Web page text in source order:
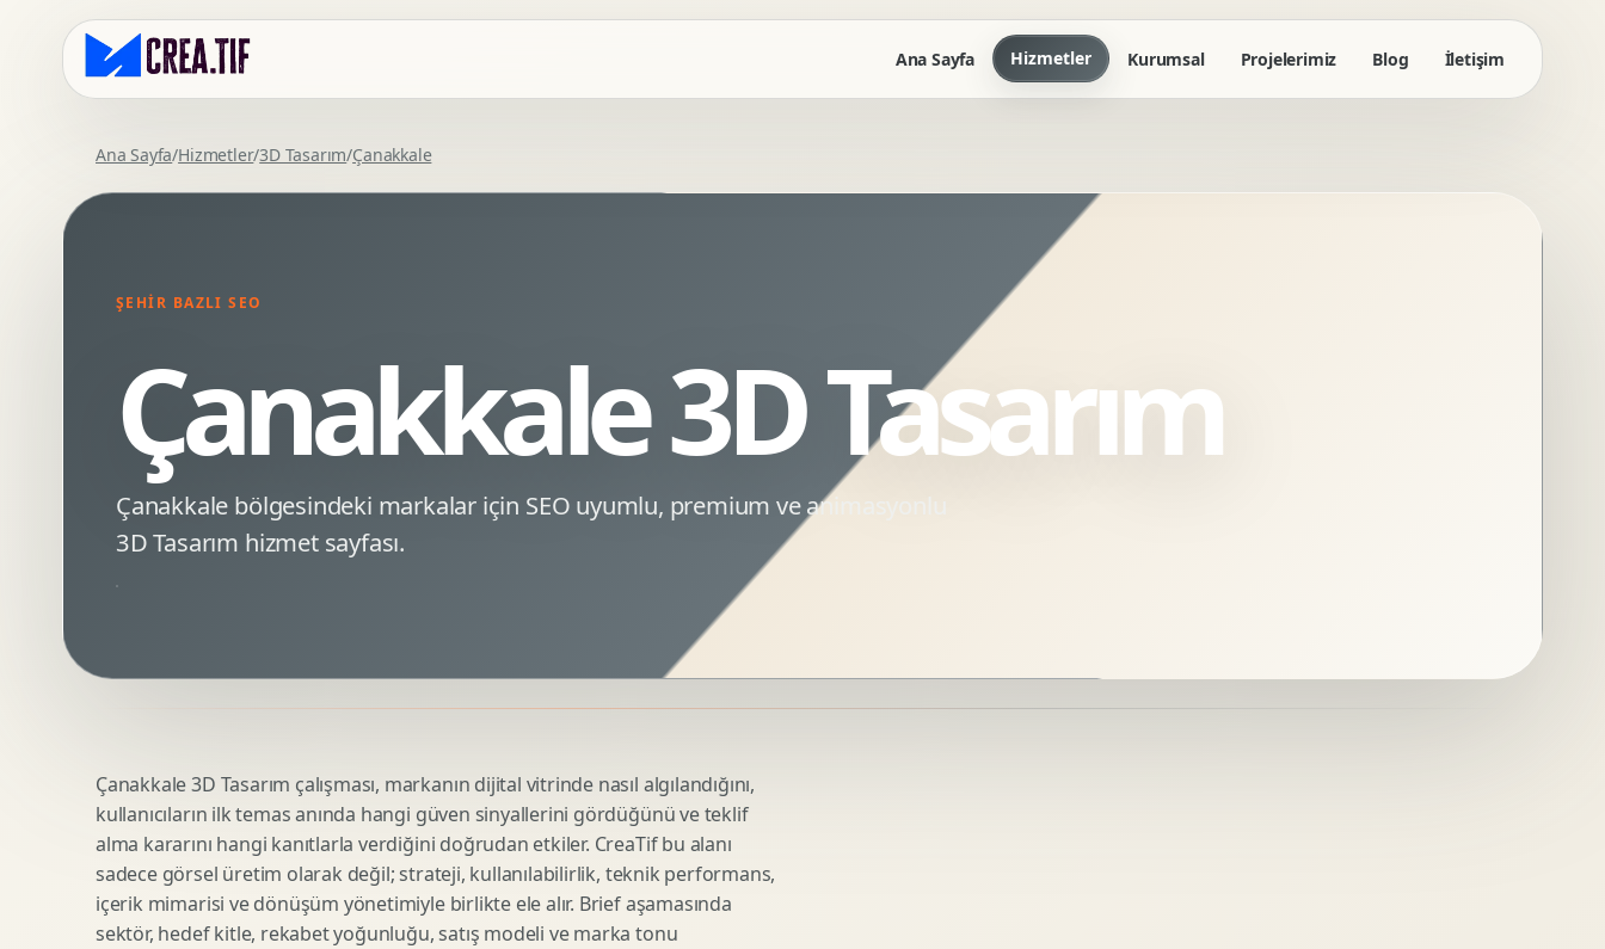
Ana Sayfa Hizmetler
Kurumsal Web Tasarim
SEO Uyumlu Web Tasarim
Webflow Web Tasarim
Framer Web Tasarim
Kurumsal Site Yenileme
Dashboard UI Tasarimi
Conversion UX Optimizasyonu
Kurumsal Dokuman Tasarimi
Ofis Ici Gorsel Kimlik
Kurumsal Katalog Tasarimi
Minimal Logo Tasarimi
Premium Logo Tasarimi
Logo Revizyonu
Kurumsal Logo Yenileme
Google Ads Reklam Tasarimi
Remarketing Kreatifleri
Sosyal Medya Kreatif Tasarimi
Reels Kapak Tasarimi
Topluluk Yonetimi
Influencer Kampanya Tasarimi
Urun Gorsellestirme
3D Reklam Gorseli
3D Urun Modelleme
Mimari 3D Gorsellestirme
Kurumsal Projelerimiz Blog İletişim
Ana Sayfa/Hizmetler/3D Tasarım/Çanakkale
ŞEHIR BAZLI SEO
Çanakkale 3D Tasarım
Çanakkale bölgesindeki markalar için SEO uyumlu, premium ve animasyonlu
3D Tasarım hizmet sayfası.
Çanakkale 3D Tasarım çalışması, markanın dijital vitrinde nasıl algılandığını,
kullanıcıların ilk temas anında hangi güven sinyallerini gördüğünü ve teklif
alma kararını hangi kanıtlarla verdiğini doğrudan etkiler. CreaTif bu alanı
sadece görsel üretim olarak değil; strateji, kullanılabilirlik, teknik performans,
içerik mimarisi ve dönüşüm yönetimiyle birlikte ele alır. Brief aşamasında
sektör, hedef kitle, rekabet yoğunluğu, satış modeli ve marka tonu